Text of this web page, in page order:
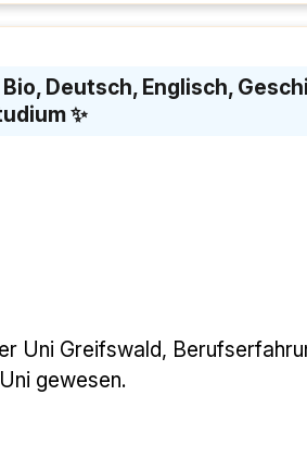
Deutsch, Englisch,
✨
Uni Greifswald,
gewesen.